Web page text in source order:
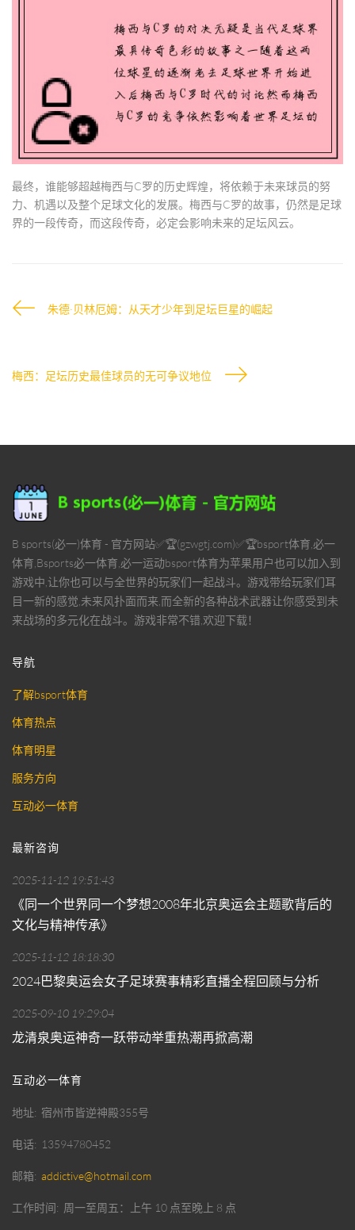
最终，谁能够超越梅西与C罗的历史辉煌，将依赖于未来球员的努
力、机遇以及整个足球文化的发展。梅西与C罗的故事，仍然是足球
界的一段传奇，而这段传奇，必定会影响未来的足坛风云。
朱德·贝林厄姆：从天才少年到足坛巨星的崛起
梅西：足坛历史最佳球员的无可争议地位
B sports(必一)体育 - 官方网站✅🏆(gzwgtj.com)✅🏆bsport体育,必一
体育,Bsports必一体育,必一运动bsport体育为苹果用户也可以加入到
游戏中,让你也可以与全世界的玩家们一起战斗。游戏带给玩家们耳
目一新的感觉,未来风扑面而来,而全新的各种战术武器让你感受到未
来战场的多元化在战斗。游戏非常不错,欢迎下载！
导航
了解bsport体育
体育热点
体育明星
服务方向
互动必一体育
最新咨询
2025-11-12 19:51:43
《同一个世界同一个梦想2008年北京奥运会主题歌背后的
文化与精神传承》
2025-11-12 18:18:30
2024巴黎奥运会女子足球赛事精彩直播全程回顾与分析
2025-09-10 19:29:04
龙清泉奥运神奇一跃带动举重热潮再掀高潮
互动必一体育
地址 宿州市皆逆神殿355号
电话 13594780452
邮箱 addictive@hotmail.com
工作时间 周一至周五：上午 10 点至晚上 8 点